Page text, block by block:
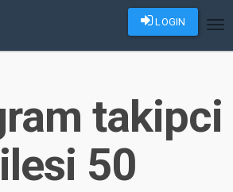
LOGIN
takipci
50